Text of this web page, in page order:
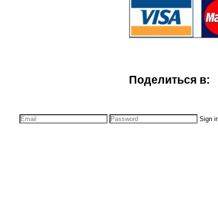
Поделиться в:
Sign